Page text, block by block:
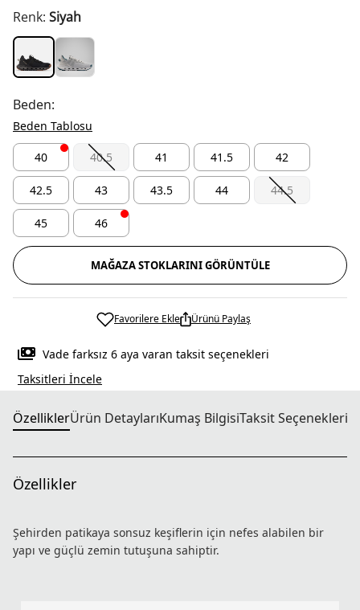
Renk: Siyah
Beden:
Beden Tablosu
40 40.5 41 41.5 42
42.5 43 43.5 44 44.5
45 46
MAĞAZA STOKLARINI GÖRÜNTÜLE
Favorilere Ekle Ürünü Paylaş
Vade farksız 6 aya varan taksit seçenekleri
Taksitleri İncele
ÖzelliklerÜrün DetaylarıKumaş BilgisiTaksit Seçenekleri
Özellikler
Şehirden patikaya sonsuz keşiflerin için nefes alabilen bir
yapı ve güçlü zemin tutuşuna sahiptir.